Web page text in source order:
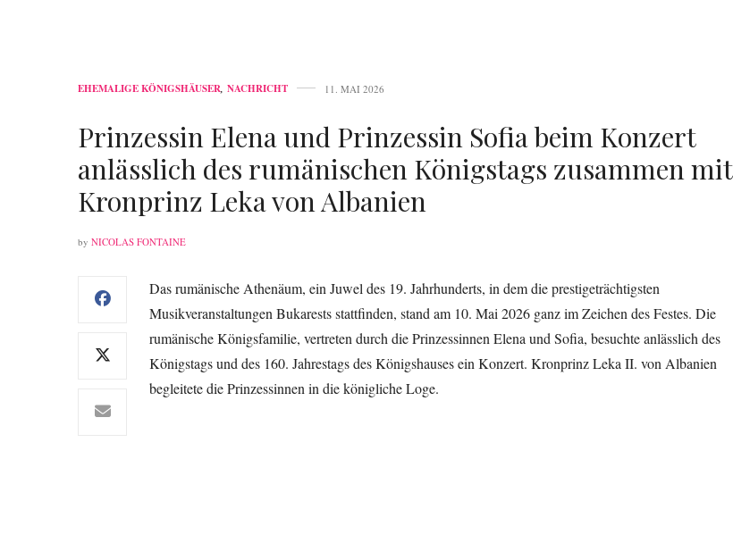
EHEMALIGE KÖNIGSHÄUSER, NACHRICHT 11. MAI 2026
Prinzessin Elena und Prinzessin Sofia beim Konzert
anlässlich des rumänischen Königstags zusammen mit
Kronprinz Leka von Albanien
by NICOLAS FONTAINE
Das rumänische Athenäum, ein Juwel des 19. Jahrhunderts, in dem die prestigeträchtigsten
Musikveranstaltungen Bukarests stattfinden, stand am 10. Mai 2026 ganz im Zeichen des Festes. Die
rumänische Königsfamilie, vertreten durch die Prinzessinnen Elena und Sofia, besuchte anlässlich des
Königstags und des 160. Jahrestags des Königshauses ein Konzert. Kronprinz Leka II. von Albanien
begleitete die Prinzessinnen in die königliche Loge.